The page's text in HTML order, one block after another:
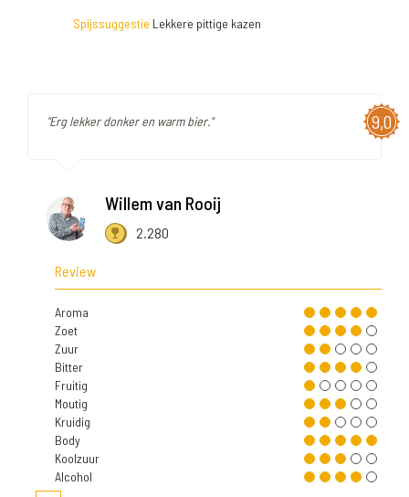
Spijssuggestie Lekkere pittige kazen
9,0
"Erg lekker donker en warm bier."
Willem van Rooij
2.280
Review
Aroma
Zoet
Zuur
Bitter
Fruitig
Moutig
Kruidig
Body
Koolzuur
Alcohol